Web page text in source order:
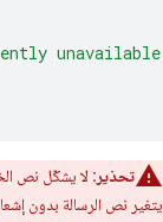
تحذير: لا يشكّل نص
يتغير نص الرسالة بدون